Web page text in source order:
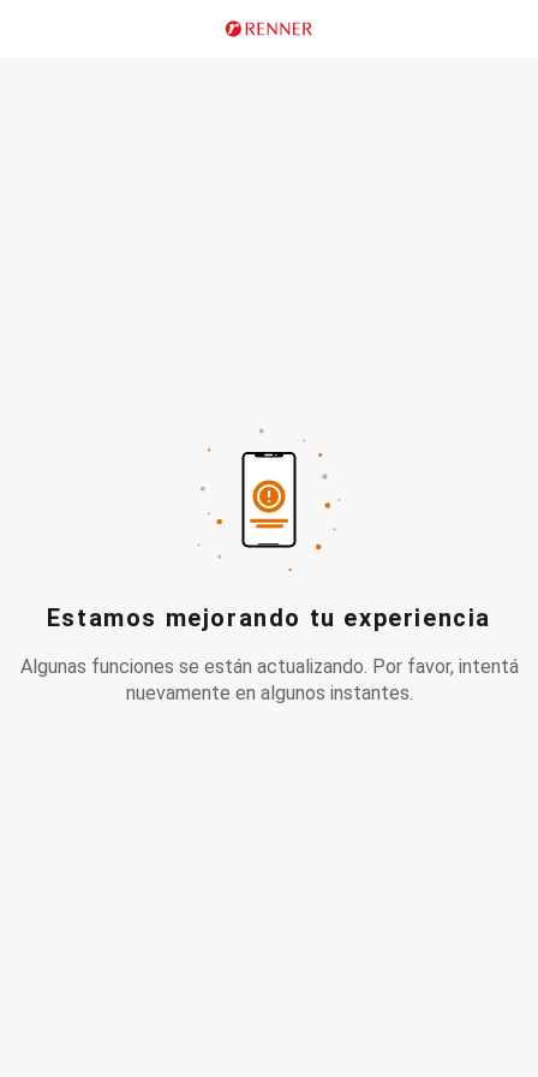
Estamos mejorando tu experiencia
Algunas funciones se están actualizando. Por favor, intentá
nuevamente en algunos instantes.